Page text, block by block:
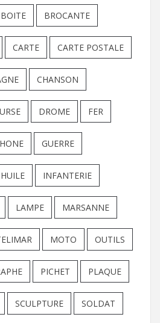
BOITE BROCANTE
CARTE CARTE POSTALE
CHANSON
DROME FER
GUERRE
HUILE INFANTERIE
LAMPE MARSANNE
MOTO OUTILS
PICHET PLAQUE
SCULPTURE SOLDAT